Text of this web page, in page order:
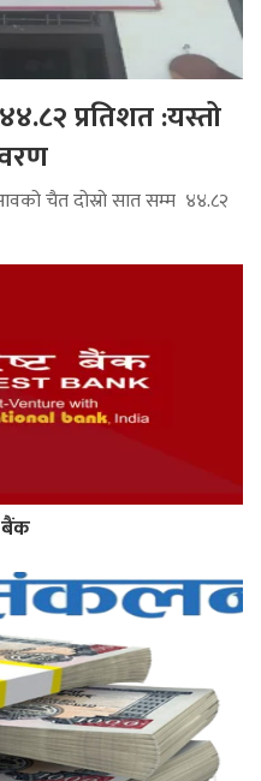
प्रतिशत :यस्तो
चैत दोस्रो सात सम्म ४४.८२
बैंक